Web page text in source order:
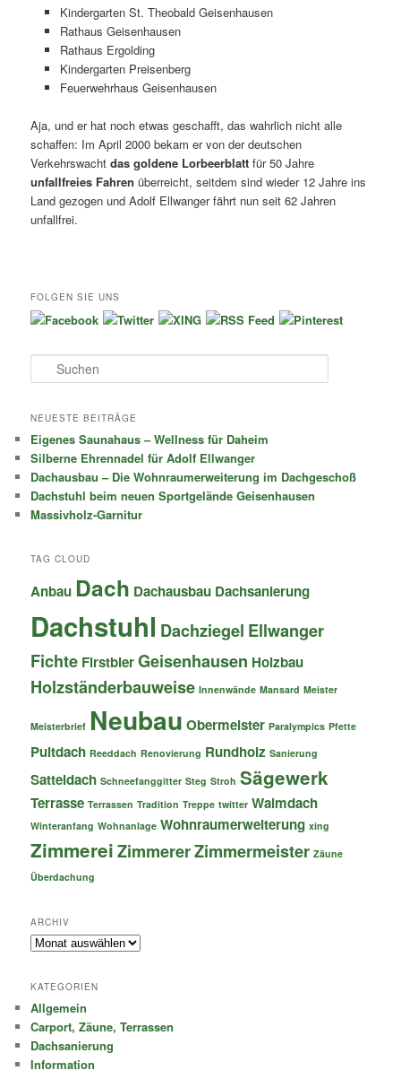
Kindergarten St. Theobald Geisenhausen
Rathaus Geisenhausen
Rathaus Ergolding
Kindergarten Preisenberg
Feuerwehrhaus Geisenhausen
Aja, und er hat noch etwas geschafft, das wahrlich nicht alle
schaffen: Im April 2000 bekam er von der deutschen
Verkehrswachtdas goldene Lorbeerblatt für 50 Jahre
unfallfreies Fahren überreicht, seitdem sind wieder 12 Jahre ins
Land gezogen und Adolf Ellwanger fährt nun seit 62 Jahren
unfallfrei.
FOLGEN SIE UNS
u
h
n
NEUESTE BEITRÄGE
Eigenes Saunahaus – Wellness für Daheim
Silberne Ehrennadel für Adolf Ellwanger
Dachausbau – Die Wohnraumerweiterung im Dachgeschoß
Dachstuhl beim neuen Sportgelände Geisenhausen
Massivholz-Garnitur
TAG CLOUD
Anbau Dach Dachausbau Dachsanierung
Dachstuhl Dachziegel Ellwanger
Fichte FirstbierGeisenhausen Holzbau
Holzständerbauweise Innenwände Mansard Meister
Meisterbrief Neubau Obermeister Paralympics Pfette
Pultdach Reeddach Renovierung Rundholz Sanierung
Satteldach Schneefanggitter Steg Stroh Sägewerk
Terrasse Terrassen Tradition Treppe twitter Walmdach
Winteranfang Wohnanlage Wohnraumerweiterung xing
ZimmereiZimmererZimmermeister Zäune
Überdachung
ARCHIV
Archiv
KATEGORIEN
Allgemein
Carport, Zäune, Terrassen
Dachsanierung
Information